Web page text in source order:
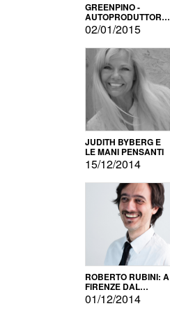
GREENPINO -
AUTOPRODUTTORE
PER AMORE
02/01/2015
JUDITH BYBERG E
LE MANI PENSANTI
15/12/2014
ROBERTO RUBINI: A
FIRENZE DAL
PRODOTTO ALLA
PROMOZIONE
01/12/2014